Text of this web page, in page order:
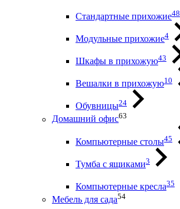
Стандартные прихожие48
Модульные прихожие4
Шкафы в прихожую43
Вешалки в прихожую10
Обувницы24
Домашний офис63
Компьютерные столы45
Тумба с ящиками3
Компьютерные кресла35
Мебель для сада54